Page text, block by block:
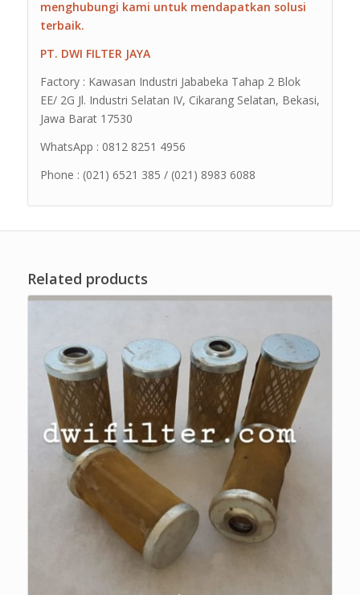
menghubungi kami untuk mendapatkan solusi
terbaik.
PT. DWI FILTER JAYA
Factory : Kawasan Industri Jababeka Tahap 2 Blok
EE/ 2G Jl. Industri Selatan IV, Cikarang Selatan, Bekasi,
Jawa Barat 17530
WhatsApp : 0812 8251 4956
Phone : (021) 6521 385 / (021) 8983 6088
Related products